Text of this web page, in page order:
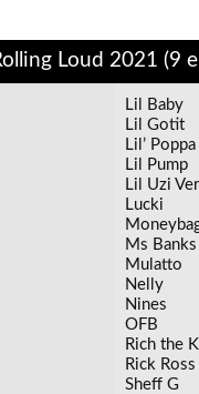
Loud 2021 (9
Lil Baby
Lil Gotit
Lil’ Poppa
Lil Pump
Lil Uzi
Lucki
Ms Banks
Mulatto
Nelly
Nines
OFB
Rich the
Rick Ross
Sheff G